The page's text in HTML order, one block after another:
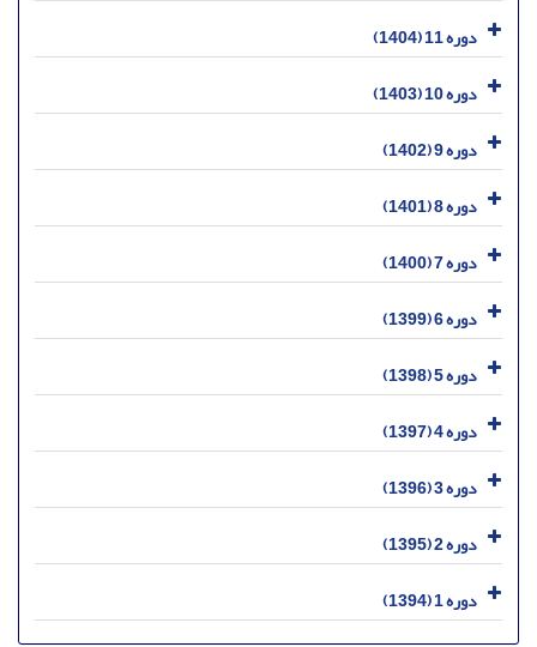
دوره 11 (1404)
دوره 10 (1403)
دوره 9 (1402)
دوره 8 (1401)
دوره 7 (1400)
دوره 6 (1399)
دوره 5 (1398)
دوره 4 (1397)
دوره 3 (1396)
دوره 2 (1395)
دوره 1 (1394)